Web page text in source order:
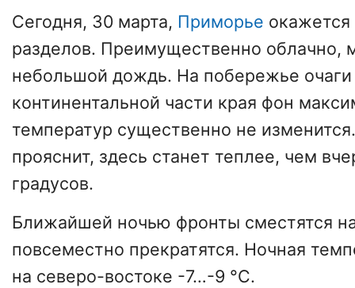
Сегодня, 30 марта, Приморье
разделов. Преимущественно облачно,
небольшой дождь. На побережье
континентальной части края фон
температур существенно не
прояснит, здесь станет теплее, чем
градусов.
Ближайшей ночью фронты сместятся
повсеместно прекратятся. Ночная
на северо-востоке -7…-9 °C.